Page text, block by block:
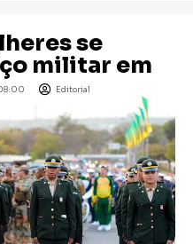
se
militar em
Editorial